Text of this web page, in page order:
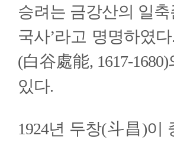
승려는 금강산의 일
국사’라고 명명하였
(白谷處能, 1617-
있다.
1924년 두창(斗昌)이